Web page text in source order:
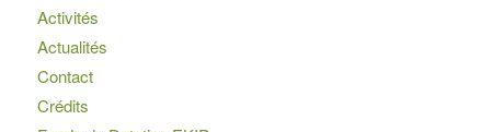
Activités
Actualités
Contact
Crédits